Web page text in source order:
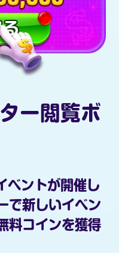
ー閲覧ボ
ベントが開催し
で新しいイベン
料コインを獲得